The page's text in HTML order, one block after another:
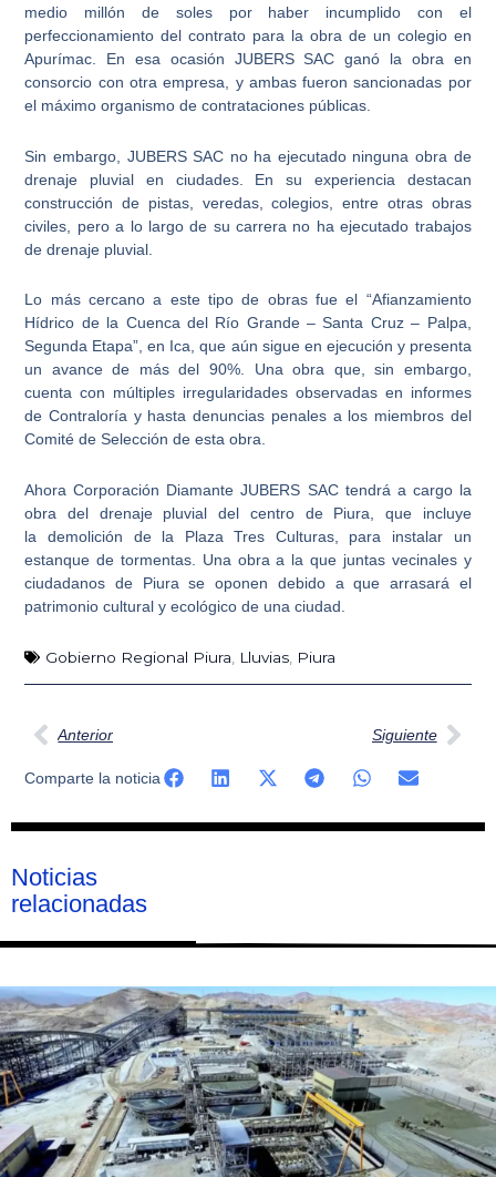
medio millón de soles por haber incumplido con el
perfeccionamiento del contrato para la obra de un colegio en
Apurímac. En esa ocasión JUBERS SAC ganó la obra en
consorcio con otra empresa, y ambas fueron sancionadas por
el máximo organismo de contrataciones públicas.
Sin embargo, JUBERS SAC no ha ejecutado ninguna obra de
drenaje pluvial en ciudades. En su experiencia destacan
construcción de pistas, veredas, colegios, entre otras obras
civiles, pero a lo largo de su carrera no ha ejecutado trabajos
de drenaje pluvial.
Lo más cercano a este tipo de obras fue el “Afianzamiento
Hídrico de la Cuenca del Río Grande – Santa Cruz – Palpa,
Segunda Etapa”, en Ica, que aún sigue en ejecución y presenta
un avance de más del 90%. Una obra que, sin embargo,
cuenta con múltiples irregularidades observadas en informes
de Contraloría y hasta denuncias penales a los miembros del
Comité de Selección de esta obra.
Ahora Corporación Diamante JUBERS SAC tendrá a cargo la
obra del drenaje pluvial del centro de Piura , que incluye
la demolición de la Plaza Tres Culturas, para instalar un
estanque de tormentas. Una obra a la que juntas vecinales y
ciudadanos de Piura se oponen debido a que arrasará el
patrimonio cultural y ecológico de una ciudad.
Gobierno Regional Piura, Lluvias, Piura
Ant
Anterior Siguiente
Comparte la noticia
Noticias
relacionadas
Página
Página
Página
Página
Página